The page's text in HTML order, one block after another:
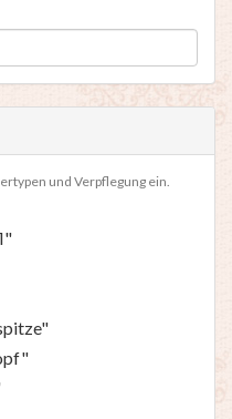
und Verpflegung ein.